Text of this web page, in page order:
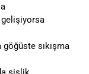
gelişiyorsa
göğüste sıkışma